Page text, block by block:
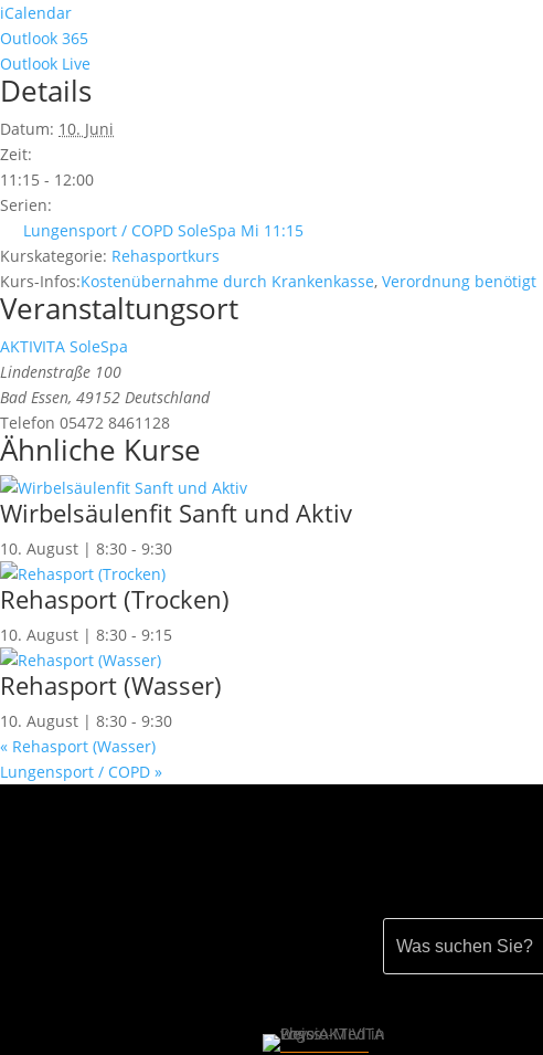
iCalendar
Outlook 365
Outlook Live
Details
Datum: 10. Juni
Zeit:
11:15 - 12:00
Serien:
Lungensport / COPD SoleSpa Mi 11:15
Kurskategorie: Rehasportkurs
Kurs-Infos:Kostenübernahme durch Krankenkasse, Verordnung benötigt
Veranstaltungsort
AKTIVITA SoleSpa
Lindenstraße 100
Bad Essen, 49152 Deutschland
Telefon 05472 8461128
Ähnliche Kurse
Wirbelsäulenfit Sanft und Aktiv
10. August | 8:30 - 9:30
Rehasport (Trocken)
10. August | 8:30 - 9:15
Rehasport (Wasser)
10. August | 8:30 - 9:30
« Rehasport (Wasser)
Lungensport / COPD »